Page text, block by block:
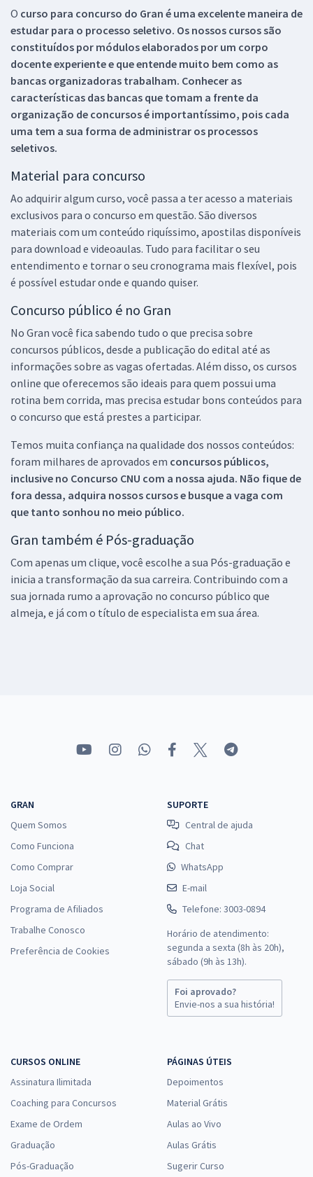
O curso para concurso do Gran é uma excelente maneira de
estudar para o processo seletivo. Os nossos cursos são
constituídos por módulos elaborados por um corpo
docente experiente e que entende muito bem como as
bancas organizadoras trabalham. Conhecer as
características das bancas que tomam a frente da
organização de concursos é importantíssimo, pois cada
uma tem a sua forma de administrar os processos
seletivos.
Material para concurso
Ao adquirir algum curso, você passa a ter acesso a materiais
exclusivos para o concurso em questão. São diversos
materiais com um conteúdo riquíssimo, apostilas disponíveis
para download e videoaulas. Tudo para facilitar o seu
entendimento e tornar o seu cronograma mais flexível, pois
é possível estudar onde e quando quiser.
Concurso público é no Gran
No Gran você fica sabendo tudo o que precisa sobre
concursos públicos, desde a publicação do edital até as
informações sobre as vagas ofertadas. Além disso, os cursos
online que oferecemos são ideais para quem possui uma
rotina bem corrida, mas precisa estudar bons conteúdos para
o concurso que está prestes a participar.
Temos muita confiança na qualidade dos nossos conteúdos:
foram milhares de aprovados em concursos públicos,
inclusive no Concurso CNU com a nossa ajuda. Não fique de
fora dessa, adquira nossos cursos e busque a vaga com
que tanto sonhou no meio público.
Gran também é Pós-graduação
Com apenas um clique, você escolhe a sua Pós-graduação e
inicia a transformação da sua carreira. Contribuindo com a
sua jornada rumo a aprovação no concurso público que
almeja, e já com o título de especialista em sua área.
GRAN
Quem Somos
Como Funciona
Como Comprar
Loja Social
Programa de Afiliados
Trabalhe Conosco
Preferência de Cookies
SUPORTE
Central de ajuda
Chat
WhatsApp
E-mail
Telefone: 3003-0894
Horário de atendimento:
segunda a sexta (8h às 20h),
sábado (9h às 13h).
Foi aprovado?
Envie-nos a sua história!
CURSOS ONLINE
Assinatura Ilimitada
Coaching para Concursos
Exame de Ordem
Graduação
Pós-Graduação
PÁGINAS ÚTEIS
Depoimentos
Material Grátis
Aulas ao Vivo
Aulas Grátis
Sugerir Curso